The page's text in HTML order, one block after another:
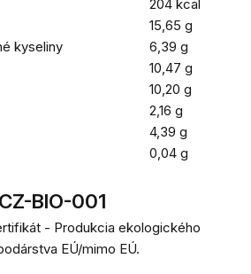
204 kcal
15,65 g
kyseliny
6,39 g
10,47 g
10,20 g
2,16 g
4,39 g
0,04 g
BIO-001
- Produkcia ekologického
EÚ/mimo EÚ.